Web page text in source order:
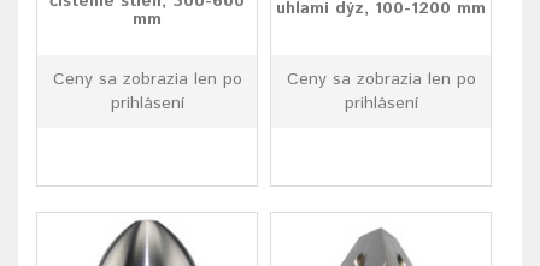
mm
Ceny sa zobrazia len po
prihlásení
uhlami dýz, 100-1200 mm
Ceny sa zobrazia len po
prihlásení